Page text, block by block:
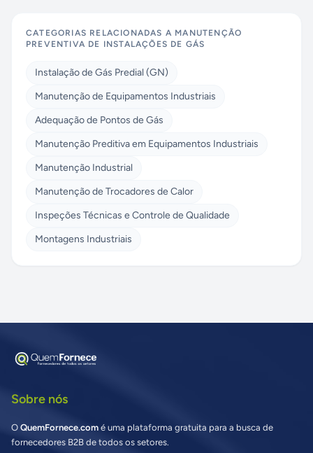
CATEGORIAS RELACIONADAS A MANUTENÇÃO
PREVENTIVA DE INSTALAÇÕES DE GÁS
Instalação de Gás Predial (GN)
Manutenção de Equipamentos Industriais
Adequação de Pontos de Gás
Manutenção Preditiva em Equipamentos Industriais
Manutenção Industrial
Manutenção de Trocadores de Calor
Inspeções Técnicas e Controle de Qualidade
Montagens Industriais
Sobre nós
O QuemFornece.com é uma plataforma gratuita para a busca de
fornecedores B2B de todos os setores.